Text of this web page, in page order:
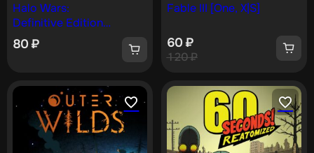
Halo Wars:
Definitive Edition
[One, X|S]
80₽
Fable III [One, X|S]
120₽
60₽